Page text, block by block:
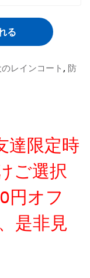
る
レインコート , 防
達限定時
ご選択
円オフ
是非見